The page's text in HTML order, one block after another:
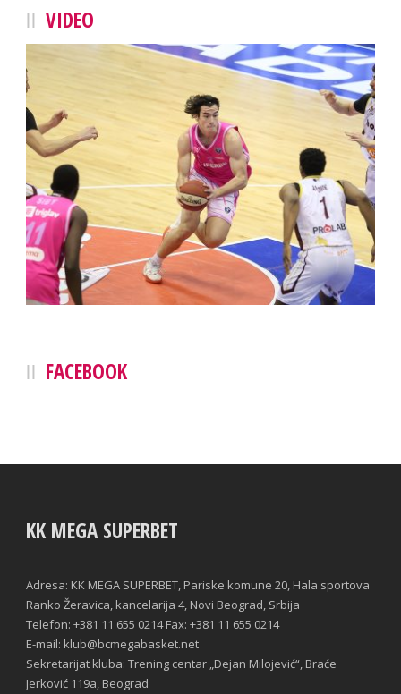
VIDEO
FACEBOOK
KK MEGA SUPERBET
Adresa: KK MEGA SUPERBET, Pariske komune 20, Hala sportova
Ranko Žeravica, kancelarija 4, Novi Beograd, Srbija
Telefon: +381 11 655 0214 Fax: +381 11 655 0214
E-mail: klub@bcmegabasket.net
Sekretarijat kluba: Trening centar „Dejan Milojević“, Braće
Jerković 119a, Beograd